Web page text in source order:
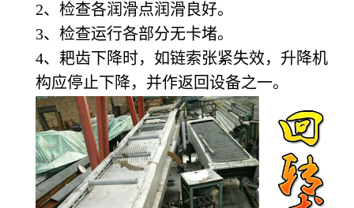
2、检查各润滑点润滑良好。
3、检查运行各部分无卡堵。
4、耙齿下降时，如链索张紧失效，升降机
构应停止下降，并作返回设备之一。